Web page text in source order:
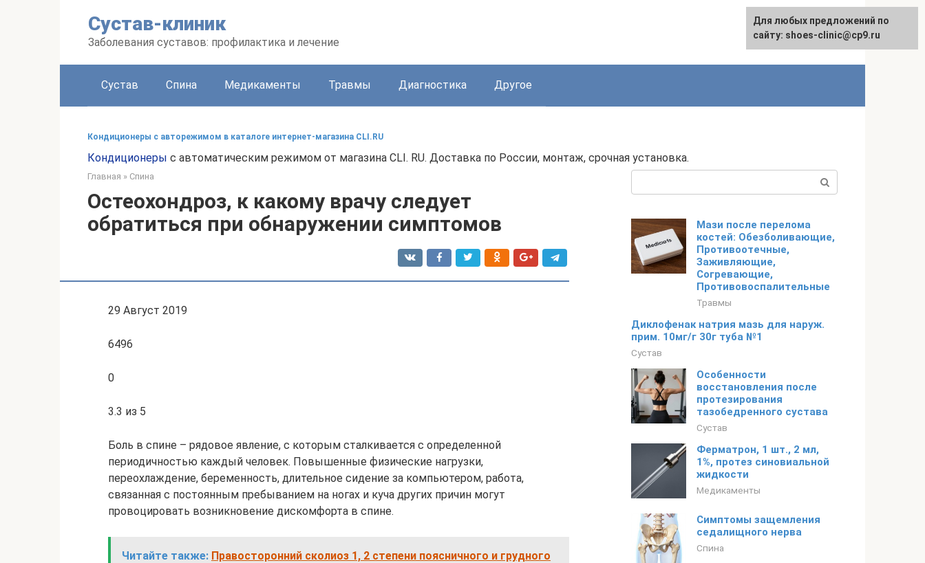
Сустав-клиник
Заболевания суставов: профилактика и лечение
Сустав Спина Медикаменты Травмы Диагностика Другое
Кондиционеры с авторежимом в каталоге интернет-магазина CLI.RU
Кондиционеры с автоматическим режимом от магазина CLI. RU. Доставка по России, монтаж, срочная установка.
Главная » Спина
Остеохондроз, к какому врачу следует
обратиться при обнаружении симптомов
29 Август 2019
6496
0
3.3 из 5
Боль в спине – рядовое явление, с которым сталкивается с определенной
периодичностью каждый человек. Повышенные физические нагрузки,
переохлаждение, беременность, длительное сидение за компьютером, работа,
связанная с постоянным пребыванием на ногах и куча других причин могут
провоцировать возникновение дискомфорта в спине.
Читайте также: Правосторонний сколиоз 1, 2 степени поясничного и грудного
Мази после перелома
костей: Обезболивающие,
Противоотечные,
Заживляющие,
Согревающие,
Противовоспалительные
Травмы
Диклофенак натрия мазь для наруж.
прим. 10мг/г 30г туба №1
Сустав
Особенности
восстановления после
протезирования
тазобедренного сустава
Сустав
Ферматрон, 1 шт., 2 мл,
1%, протез синовиальной
жидкости
Медикаменты
Симптомы защемления
седалищного нерва
Спина
Для любых предложений по
сайту: shoes-clinic@cp9.ru